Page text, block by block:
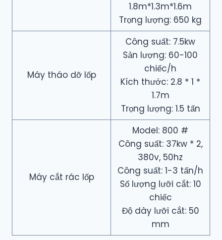
1.8m*1.3m*1.6m
Trọng lượng: 650 kg
Máy tháo dỡ lốp
Công suất: 7.5kw
Sản lượng: 60-100
chiếc/h
Kích thước: 2.8 * 1 *
1.7m
Trọng lượng: 1.5 tấn
Máy cắt rác lốp
Model: 800 #
Công suất: 37kw * 2,
380v, 50hz
Công suất: 1-3 tấn/h
Số lượng lưỡi cắt: 10
chiếc
Độ dày lưỡi cắt: 50
mm